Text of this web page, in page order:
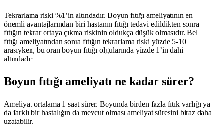
Tekrarlama riski %1’in altındadır. Boyun fıtığı ameliyatının en
önemli avantajlarından biri hastanın fıtığı tedavi edildikten sonra
fıtığın tekrar ortaya çıkma riskinin oldukça düşük olmasıdır. Bel
fıtığı ameliyatından sonra fıtığın tekrarlama riski yüzde 5-10
arasıyken, bu oran boyun fıtığı olgularında yüzde 1’in dahi
altındadır.
Boyun fıtığı ameliyatı ne kadar sürer?
Ameliyat ortalama 1 saat sürer. Boyunda birden fazla fıtık varlığı ya
da farklı bir hastalığın da mevcut olması ameliyat süresini biraz daha
uzatabilir.